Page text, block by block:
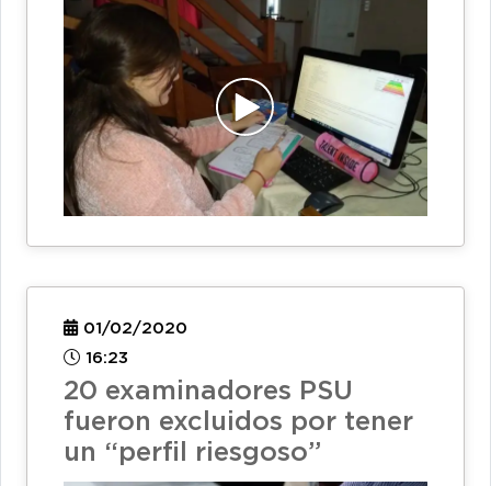
01/02/2020
16:23
20 examinadores PSU
fueron excluidos por tener
un “perfil riesgoso”